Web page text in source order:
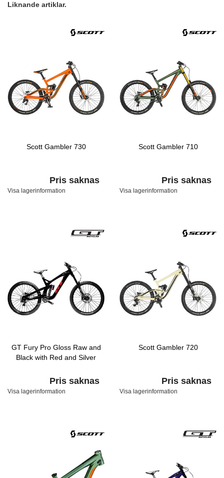
Liknande artiklar.
Scott Gambler 730
Pris saknas
Visa lagerinformation
Scott Gambler 710
Pris saknas
Visa lagerinformation
GT Fury Pro Gloss Raw and
Black with Red and Silver
Pris saknas
Visa lagerinformation
Scott Gambler 720
Pris saknas
Visa lagerinformation